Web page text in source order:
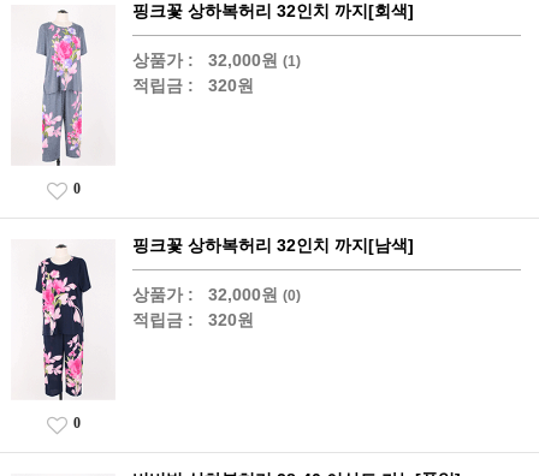
핑크꽃 상하복허리 32인치 까지[회색]
상품가 : 32,000원 (1)
적립금 : 320원
0
핑크꽃 상하복허리 32인치 까지[남색]
상품가 : 32,000원 (0)
적립금 : 320원
0